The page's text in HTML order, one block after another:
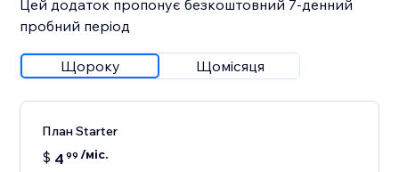
Цей додаток пропонує безкоштовний 7‑денний
пробний період
Щороку Щомісяця
План Starter
$ 4 99 /міс.